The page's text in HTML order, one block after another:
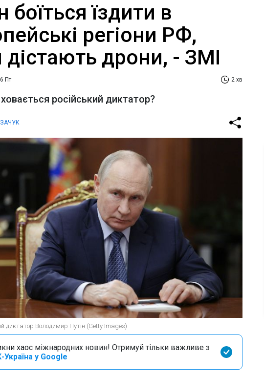
боїться їздити в
регіони РФ,
дістають дрони, - ЗМІ
Пт 2 хв
російський диктатор?
диктатор Володимир Путін (Getty Images)
хаос міжнародних новин! Отримуй тільки важливе з
Україна у Google